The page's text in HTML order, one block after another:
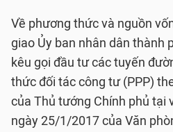
Về phương thức và nguồn
giao Ủy ban nhân dân thành
kêu gọi đầu tư các tuyến
thức đối tác công tư (PPP)
của Thủ tướng Chính phủ tại
ngày 25/1/2017 của Văn